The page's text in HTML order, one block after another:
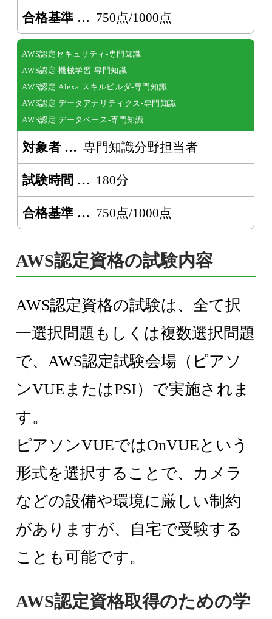
合格基準 750点/1000点
AWS認定セキュリティ-専門知識
AWS認定 機械学習-専門知識
AWS認定 Alexa スキルビルダ-専門知識
AWS認定 データアナリティクス-専門知識
AWS認定 データベース-専門知識
対象者 専門知識分野担当者
試験時間 180分
合格基準 750点/1000点
AWS認定資格の試験内容
AWS認定資格の試験は、全て択
一選択問題もしくは複数選択問題
で、AWS認定試験会場（ピアソ
ンVUEまたはPSI）で実施されま
す。
ピアソンVUEではOnVUEという
形式を選択することで、カメラ
などの設備や環境に厳しい制約
がありますが、自宅で受験する
ことも可能です。
AWS認定資格取得のための学